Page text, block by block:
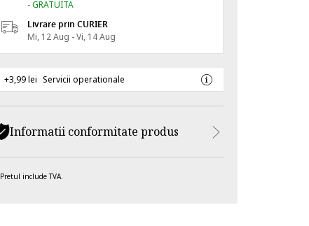
- GRATUITA
Livrare prin CURIER
Mi, 12 Aug - Vi, 14 Aug
+3,99 lei Servicii operationale
Informatii conformitate produs
Pretul include TVA.